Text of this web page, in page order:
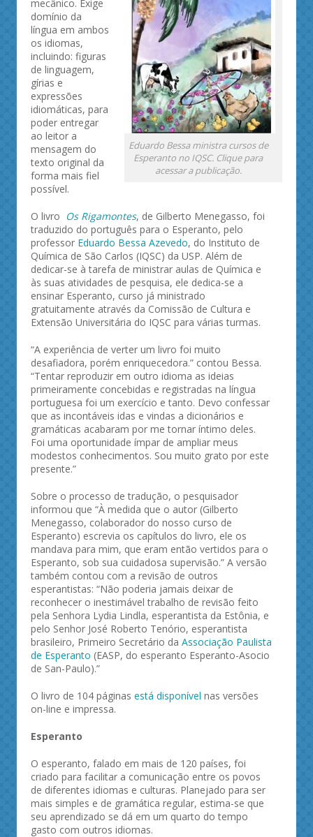
Eduardo Bessa ministra cursos de
Esperanto no IQSC. Clique para
acessar a publicação.
mecânico. Exige
domínio da
língua em ambos
os idiomas,
incluindo: figuras
de linguagem,
gírias e
expressões
idiomáticas, para
poder entregar
ao leitor a
mensagem do
texto original da
forma mais fiel
possível.
O livro Os Rigamontes, de Gilberto Menegasso, foi
traduzido do português para o Esperanto, pelo
professor Eduardo Bessa Azevedo, do Instituto de
Química de São Carlos (IQSC) da USP. Além de
dedicar-se à tarefa de ministrar aulas de Química e
às suas atividades de pesquisa, ele dedica-se a
ensinar Esperanto, curso já ministrado
gratuitamente através da Comissão de Cultura e
Extensão Universitária do IQSC para várias turmas.
“A experiência de verter um livro foi muito
desafiadora, porém enriquecedora.” contou Bessa.
“Tentar reproduzir em outro idioma as ideias
primeiramente concebidas e registradas na língua
portuguesa foi um exercício e tanto. Devo confessar
que as incontáveis idas e vindas a dicionários e
gramáticas acabaram por me tornar íntimo deles.
Foi uma oportunidade ímpar de ampliar meus
modestos conhecimentos. Sou muito grato por este
presente.”
Sobre o processo de tradução, o pesquisador
informou que “À medida que o autor (Gilberto
Menegasso, colaborador do nosso curso de
Esperanto) escrevia os capítulos do livro, ele os
mandava para mim, que eram então vertidos para o
Esperanto, sob sua cuidadosa supervisão.” A versão
também contou com a revisão de outros
esperantistas: “Não poderia jamais deixar de
reconhecer o inestimável trabalho de revisão feito
pela Senhora Lydia Lindla, esperantista da Estônia, e
pelo Senhor José Roberto Tenório, esperantista
brasileiro, Primeiro Secretário da Associação Paulista
de Esperanto (EASP, do esperanto Esperanto-Asocio
de San-Paulo).”
O livro de 104 páginas está disponível nas versões
on-line e impressa.
Esperanto
O esperanto, falado em mais de 120 países, foi
criado para facilitar a comunicação entre os povos
de diferentes idiomas e culturas. Planejado para ser
mais simples e de gramática regular, estima-se que
seu aprendizado se dá em um quarto do tempo
gasto com outros idiomas.